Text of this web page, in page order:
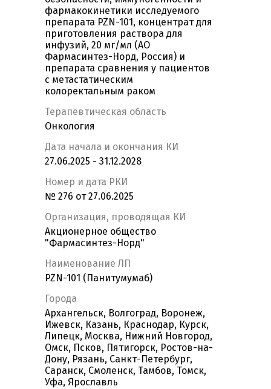
фармакокинетики исследуемого
препарата PZN-101, концентрат для
приготовления раствора для
инфузий, 20 мг/мл (АО
Фармасинтез-Норд, Россия) и
препарата сравнения у пациентов
с метастатическим
колоректальным раком
Терапевтическая область
Онкология
Дата начала и окончания КИ
27.06.2025 - 31.12.2028
Номер и дата РКИ
№ 276 от 27.06.2025
Организация, проводящая КИ
Акционерное общество
"Фармасинтез-Норд"
Наименование ЛП
PZN-101 (Панитумумаб)
Города
Архангельск, Волгоград, Воронеж,
Ижевск, Казань, Краснодар, Курск,
Липецк, Москва, Нижний Новгород,
Омск, Псков, Пятигорск, Ростов-на-
Дону, Рязань, Санкт-Петербург,
Саранск, Смоленск, Тамбов, Томск,
Уфа, Ярославль